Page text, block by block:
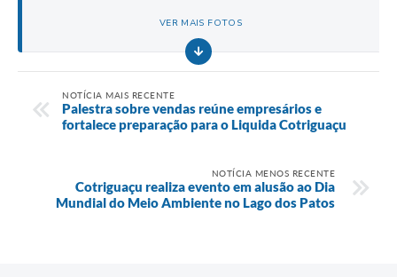
VER MAIS FOTOS
NOTÍCIA MAIS RECENTE
Palestra sobre vendas reúne empresários e
fortalece preparação para o Liquida Cotriguaçu
NOTÍCIA MENOS RECENTE
Cotriguaçu realiza evento em alusão ao Dia
Mundial do Meio Ambiente no Lago dos Patos